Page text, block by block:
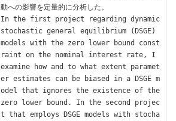
動への影響を定量的に分析した。
In the first project regarding dynamic
stochastic general equilibrium (DSGE)
models with the zero lower bound const
raint on the nominal interest rate, I
examine how and to what extent paramet
er estimates can be biased in a DSGE m
odel that ignores the existence of the
zero lower bound. In the second projec
t that employs DSGE models with stocha